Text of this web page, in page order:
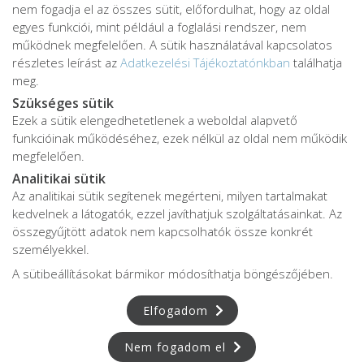
Adatkezelési tájékoztató
Adatvédelmi tájékoztató
Impresszum
Karrier
Az oldalon feltüntetett árak az ÁFÁ-t tartalmazzák!
Shutterstock.comés aCanva.com
kerültek felhasználásra.
Copyright © 2026 •
• Minden jog fenntartva.
Developed by Appon&György Nándor
nem fogadja el az összes sütit, előfordulhat, hogy az oldal
egyes funkciói, mint például a foglalási rendszer, nem
működnek megfelelően. A sütik használatával kapcsolatos
részletes leírást az Adatkezelési Tájékoztatónkban találhatja
meg.
Szükséges sütik
Ezek a sütik elengedhetetlenek a weboldal alapvető
funkcióinak működéséhez, ezek nélkül az oldal nem működik
megfelelően.
Analitikai sütik
Az analitikai sütik segítenek megérteni, milyen tartalmakat
kedvelnek a látogatók, ezzel javíthatjuk szolgáltatásainkat. Az
összegyűjtött adatok nem kapcsolhatók össze konkrét
személyekkel.
A sütibeállításokat bármikor módosíthatja böngészőjében.
Elfogadom
Nem fogadom el